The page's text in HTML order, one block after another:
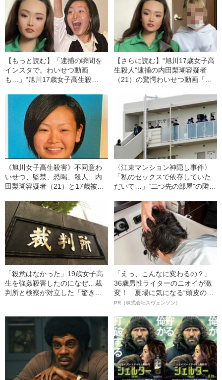
【もっと読む】「逮捕の瞬間を
インスタで。わいせつ動画
も…」“旭川17歳女子高生殺
スター級“イキり”体質 気に食わ
ないことがあると「攫うぞ！」
【さらに読む】“旭川17歳女子高
生殺人”逮捕の内田梨瑚容疑者
（21）の驚愕わいせつ動画「彼
《旭川女子高生殺害》不同意わ
いせつ、監禁、恐喝、殺人…内
田梨瑚容疑者（21）と17歳被害
ル”「卒アル入手、恐怖の素顔」
「#出所祝い」
〈江東マンション神隠し事件〉
「私のセックスで依存していた
だいて…」“二つ先の部屋”の隣人
体”した理由
「殺意はなかった」19歳女子高
生を強姦殺害したのになぜ…裁
判所と検察が対立した「驚きの
「えっ、こんなに変わるの？」
36歳男性ライターのニオイが激
変！ 夏場に気になる“頭皮のニ
オイ”や“ベタつき”を解消す
ト”が生み出した徹底ケアとは
PR（株式会社スヴェンソン）